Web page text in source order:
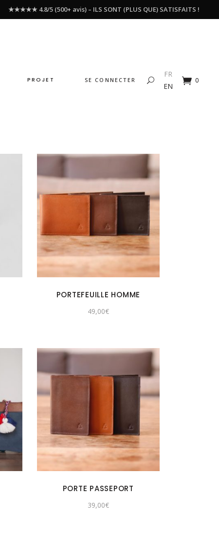
★★★★★ 4.8/5 (500+ avis) – ILS SONT (PLUS QUE) SATISFAITS !
PROJET SE CONNECTER
FR
EN
0
PORTEFEUILLE HOMME
49,00€
PORTE PASSEPORT
39,00€